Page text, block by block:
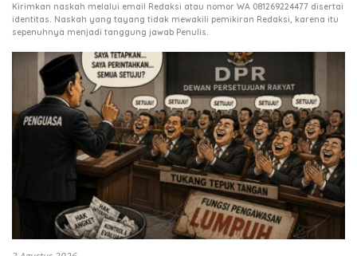
Kirimkan naskah melalui email Redaksi atau nomor WA 081269224477 disertai
identitas. Naskah yang tayang tidak mewakili pemikiran Redaksi, karena itu
sepenuhnya menjadi tanggung jawab Penulis